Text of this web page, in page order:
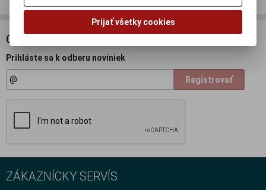
ODBER NOVINIEK
Prihláste sa k odberu noviniek
Registrovať
ZÁKAZNÍCKY SERVÍS
Prijať všetky cookies